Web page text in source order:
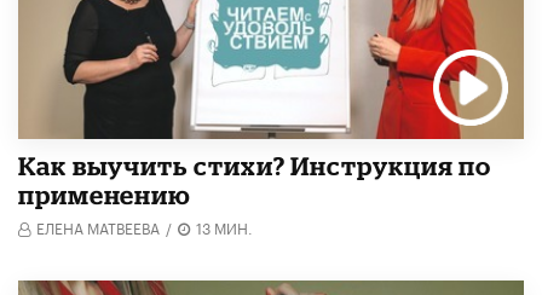
Как выучить стихи? Инструкция по
применению
ЕЛЕНА МАТВЕЕВА / 13 МИН.